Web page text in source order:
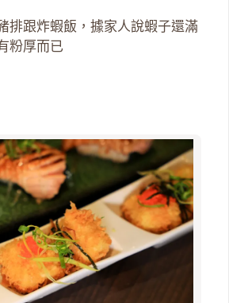
排跟炸蝦飯，據家人說蝦子還滿
粉厚而已